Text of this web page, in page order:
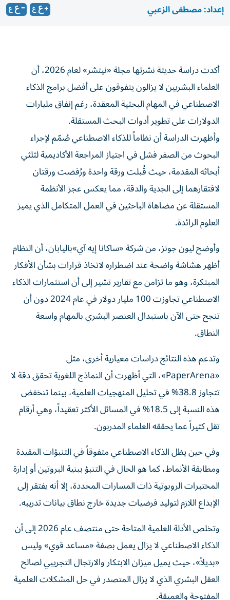
إعداد: مصطفى الزعبي
أكدت دراسة حديثة نشرتها مجلة «نيتشر» لعام 2026، أن
العلماء البشريين لا يزالون يتفوقون على أفضل برامج الذكاء
الاصطناعي في المهام البحثية المعقدة، رغم إنفاق مليارات
الدولارات على تطوير أدوات البحث المستقلة.
وأظهرت الدراسة أن نظاماً للذكاء الاصطناعي صُمّم لإجراء
البحوث من الصفر فشل في اجتياز المراجعة الأكاديمية لثلثي
أبحاثه المقدمة، حيث قُبلت ورقة واحدة ورُفضت ورقتان
لافتقارهما إلى الجدية والدقة، مما يعكس عجز الأنظمة
المستقلة عن مضاهاة الباحثين في العمل المتكامل الذي يميز
العلوم الرائدة.
وأوضح ليون جونز، من شركة «ساكانا إيه آي»باليابان، أن النظام
أظهر هشاشة واضحة عند اضطراره لاتخاذ قرارات بشأن الأفكار
المبتكرة، وهو ما تزامن مع تقارير تشير إلى أن استثمارات الذكاء
الاصطناعي تجاوزت 100 مليار دولار في عام 2024 دون أن
تنجح حتى الآن باستبدال العنصر البشري بالمهام واسعة
النطاق.
وتدعم هذه النتائج دراسات معيارية أخرى، مثل
«PaperArena»، التي أظهرت أن النماذج اللغوية تحقق دقة لا
تتجاوز 38.8% في تحليل المنهجيات العلمية، بينما تنخفض
هذه النسبة إلى 18.5% في المسائل الأكثر تعقيداً، وهي أرقام
تقل كثيراً عما يحققه العلماء المدربون.
وفي حين يظل الذكاء الاصطناعي متفوقاً في التنبؤات المقيدة
ومطابقة الأنماط، كما هو الحال في التنبؤ ببنية البروتين أو إدارة
المختبرات الروبوتية ذات المسارات المحددة، إلا أنه يفتقر إلى
الإبداع اللازم لتوليد فرضيات جديدة خارج نطاق بيانات تدريبه.
وتخلص الأدلة العلمية المتاحة حتى منتصف عام 2026 إلى أن
الذكاء الاصطناعي لا يزال يعمل بصفة «مساعد قوي» وليس
«بديلاً»، حيث يميل ميزان الابتكار والارتجال التجريبي لصالح
العقل البشري الذي لا يزال المتصدر في حل المشكلات العلمية